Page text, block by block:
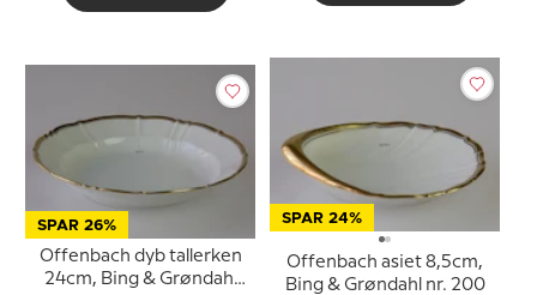
SPAR 26%
Offenbach dyb tallerken
24cm, Bing & Grøndahl
SPAR 24%
Offenbach asiet 8,5cm,
Bing & Grøndahl nr. 200